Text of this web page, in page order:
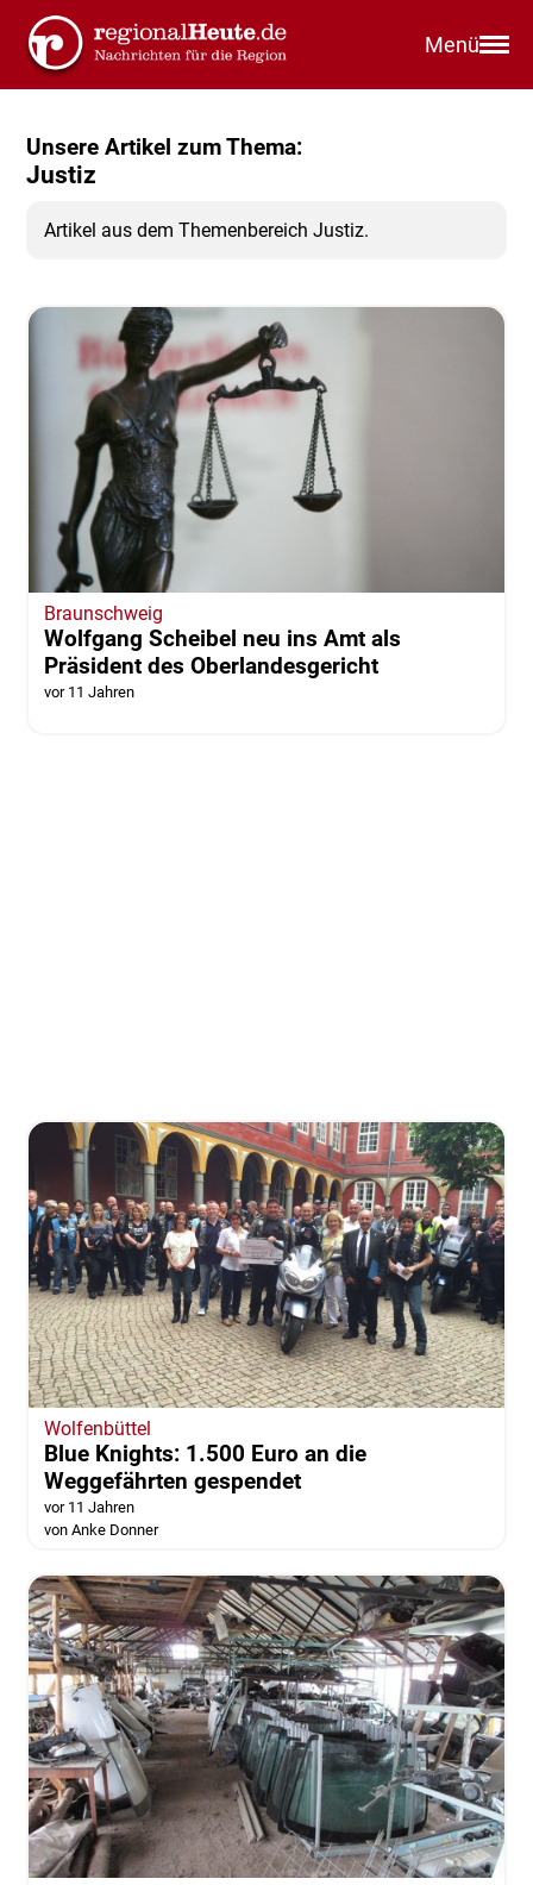
Menü
Unsere Artikel zum Thema:
Justiz
Artikel aus dem Themenbereich Justiz.
Braunschweig
Wolfgang Scheibel neu ins Amt als
Präsident des Oberlandesgericht
vor 11 Jahren
Wolfenbüttel
Blue Knights: 1.500 Euro an die
Weggefährten gespendet
vor 11 Jahren
von Anke Donner